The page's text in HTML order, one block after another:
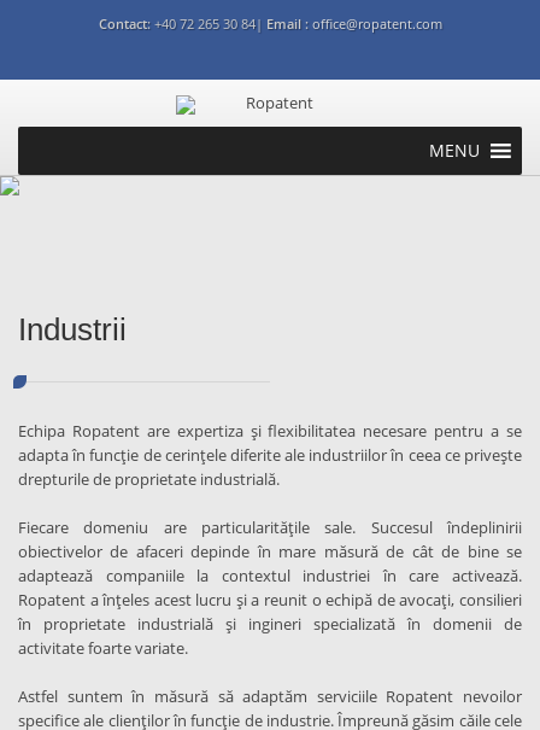
Contact:+40 72 265 30 84| Email : office@ropatent.com
MENU
Industrii
Echipa Ropatent are expertiza și flexibilitatea necesare pentru a se
adapta în funcție de cerințele diferite ale industriilor în ceea ce privește
drepturile de proprietate industrială.
Fiecare domeniu are particularitățile sale. Succesul îndeplinirii
obiectivelor de afaceri depinde în mare măsură de cât de bine se
adaptează companiile la contextul industriei în care activează.
Ropatent a înțeles acest lucru și a reunit o echipă de avocaţi, consilieri
în proprietate industrială și ingineri specializată în domenii de
activitate foarte variate.
Astfel suntem în măsură să adaptăm serviciile Ropatent nevoilor
specifice ale clienților în funcție de industrie. Împreună găsim căile cele